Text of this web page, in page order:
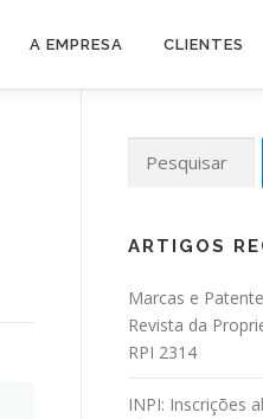
A EMPRESA CLIENTES
ARTIGOS
Marcas e
Revista da
RPI 2314
INPI: Inscrições